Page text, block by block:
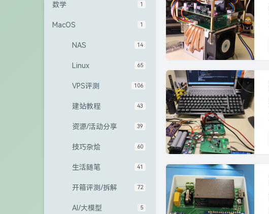
1
数学
1
MacOS
14
NAS
65
Linux
106
VPS评测
43
建站教程
39
资源/活动分享
60
技巧杂烩
41
生活随笔
72
开箱评测/拆解
5
AI/大模型